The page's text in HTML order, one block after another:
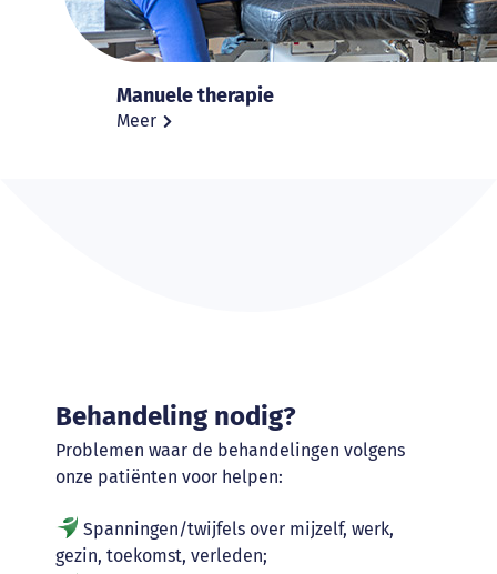
Manuele therapie
Meer
Behandeling nodig?
Problemen waar de behandelingen volgens
onze patiënten voor helpen:
Spanningen/twijfels over mijzelf, werk,
gezin, toekomst, verleden;